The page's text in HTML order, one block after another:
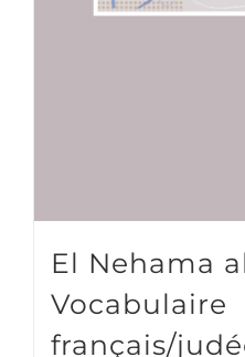
El Nehama
Vocabulaire
français/